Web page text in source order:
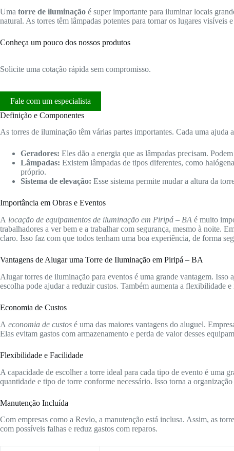
Uma torre de iluminação é super importante para iluminar locais
natural. As torres têm lâmpadas potentes para tornar os lugares visíveis e
Conheça um pouco dos nossos produtos
Solicite uma cotação rápida sem compromisso.
Fale com um especialista
Definição e Componentes
As torres de iluminação têm várias partes importantes. Cada uma ajuda
Geradores: Eles dão a energia que as lâmpadas precisam.
Lâmpadas: Existem lâmpadas de tipos diferentes, como
próprio.
Sistema de elevação: Esse sistema permite mudar a altura da
Importância em Obras e Eventos
A locação de equipamentos de iluminação em Piripá – BA é muito
trabalhadores a ver bem e a trabalhar com segurança, mesmo à noite.
claro. Isso faz com que todos tenham uma boa experiência, de forma
Vantagens de Alugar uma Torre de Iluminação em Piripá – BA
Alugar torres de iluminação para eventos é uma grande vantagem. Isso
escolha pode ajudar a reduzir custos. Também aumenta a flexibilidade
Economia de Custos
A economia de custos é uma das maiores vantagens do aluguel.
Elas evitam gastos com armazenamento e perda de valor desses
Flexibilidade e Facilidade
A capacidade de escolher a torre ideal para cada tipo de evento é uma
quantidade e tipo de torre conforme necessário. Isso torna a
Manutenção Incluída
Com empresas como a Revlo, a manutenção está inclusa. Assim, as
com possíveis falhas e reduz gastos com reparos.